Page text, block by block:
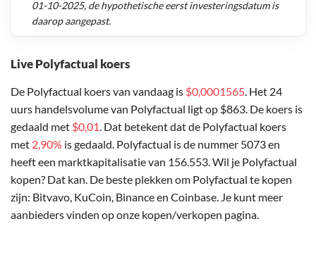
Live Polyfactual koers
De Polyfactual koers van vandaag is $0,0001565. Het 24
uurs handelsvolume van Polyfactual ligt op $863. De koers is
gedaald met $0,01. Dat betekent dat de Polyfactual koers
met 2,90% is gedaald. Polyfactual is de nummer 5073 en
heeft een marktkapitalisatie van 156.553. Wil je Polyfactual
kopen? Dat kan. De beste plekken om Polyfactual te kopen
zijn: Bitvavo, KuCoin, Binance en Coinbase. Je kunt meer
aanbieders vinden op onze kopen/verkopen pagina.
01-10-2025, de hypothetische eerst investeringsdatum is
daarop aangepast.